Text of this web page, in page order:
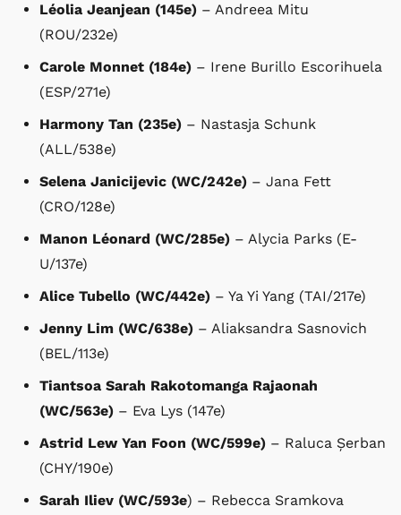
Léolia Jeanjean (145e) – Andreea Mitu
(ROU/232e)
Carole Monnet (184e) – Irene Burillo Escorihuela
(ESP/271e)
Harmony Tan (235e) – Nastasja Schunk
(ALL/538e)
Selena Janicijevic (WC/242e) – Jana Fett
(CRO/128e)
Manon Léonard (WC/285e) – Alycia Parks (E-
U/137e)
Alice Tubello (WC/442e) – Ya Yi Yang (TAI/217e)
Jenny Lim (WC/638e) – Aliaksandra Sasnovich
(BEL/113e)
Tiantsoa Sarah Rakotomanga Rajaonah
(WC/563e) – Eva Lys (147e)
Astrid Lew Yan Foon (WC/599e) – Raluca Șerban
(CHY/190e)
Sarah Iliev (WC/593e) – Rebecca Sramkova